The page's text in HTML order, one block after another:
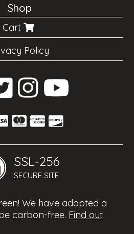
Shop
Cart
Policy
SSL-256
SECURE SITE
We have adopted a
carbon-free. Find out